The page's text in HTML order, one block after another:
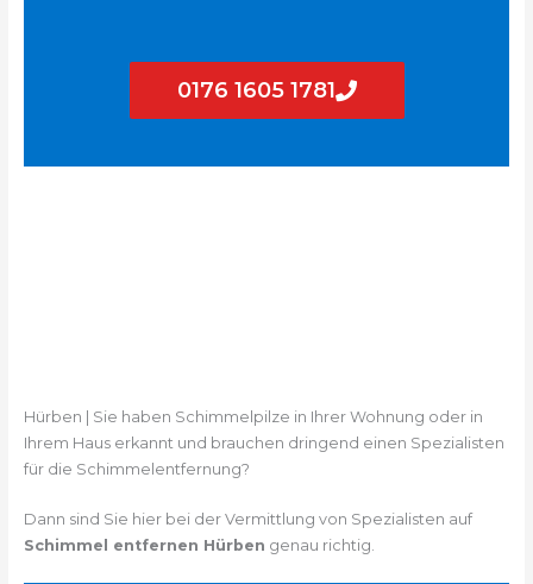
0176 1605 1781
Hürben | Sie haben Schimmelpilze in Ihrer Wohnung oder in
Ihrem Haus erkannt und brauchen dringend einen Spezialisten
für die Schimmelentfernung?
Dann sind Sie hier bei der Vermittlung von Spezialisten auf
Schimmel entfernen Hürben genau richtig.